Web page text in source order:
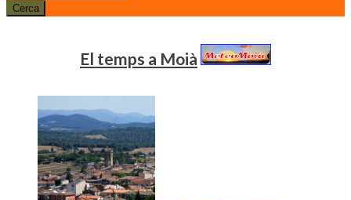
Cerca
El temps a Moià